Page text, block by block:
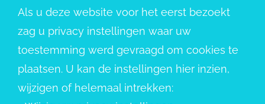
Als u deze website voor het eerst bezoekt
zag u privacy instellingen waar uw
toestemming werd gevraagd om cookies te
plaatsen. U kan de instellingen hier inzien,
wijzigen of helemaal intrekken: